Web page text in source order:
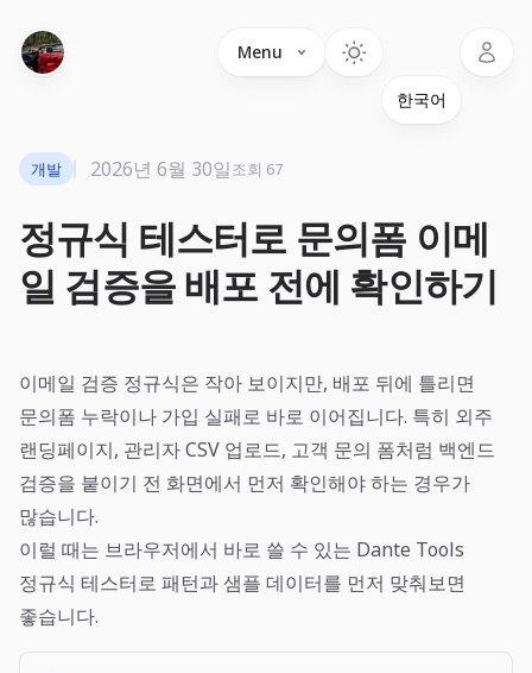
Menu
정규식 테스터로 문의폼 이메
일 검증을 배포 전에 확인하기
개발 2026년 6월 30일조회 67
이메일 검증 정규식은 작아 보이지만, 배포 뒤에 틀리면
문의폼 누락이나 가입 실패로 바로 이어집니다. 특히 외주
랜딩페이지, 관리자 CSV 업로드, 고객 문의 폼처럼 백엔드
검증을 붙이기 전 화면에서 먼저 확인해야 하는 경우가
많습니다.
이럴 때는 브라우저에서 바로 쓸 수 있는 Dante Tools
정규식 테스터로 패턴과 샘플 데이터를 먼저 맞춰보면
좋습니다.